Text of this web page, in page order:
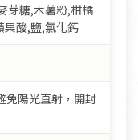
芽糖,木薯粉,柑橘
果酸,鹽,氯化鈣
免陽光直射，開封